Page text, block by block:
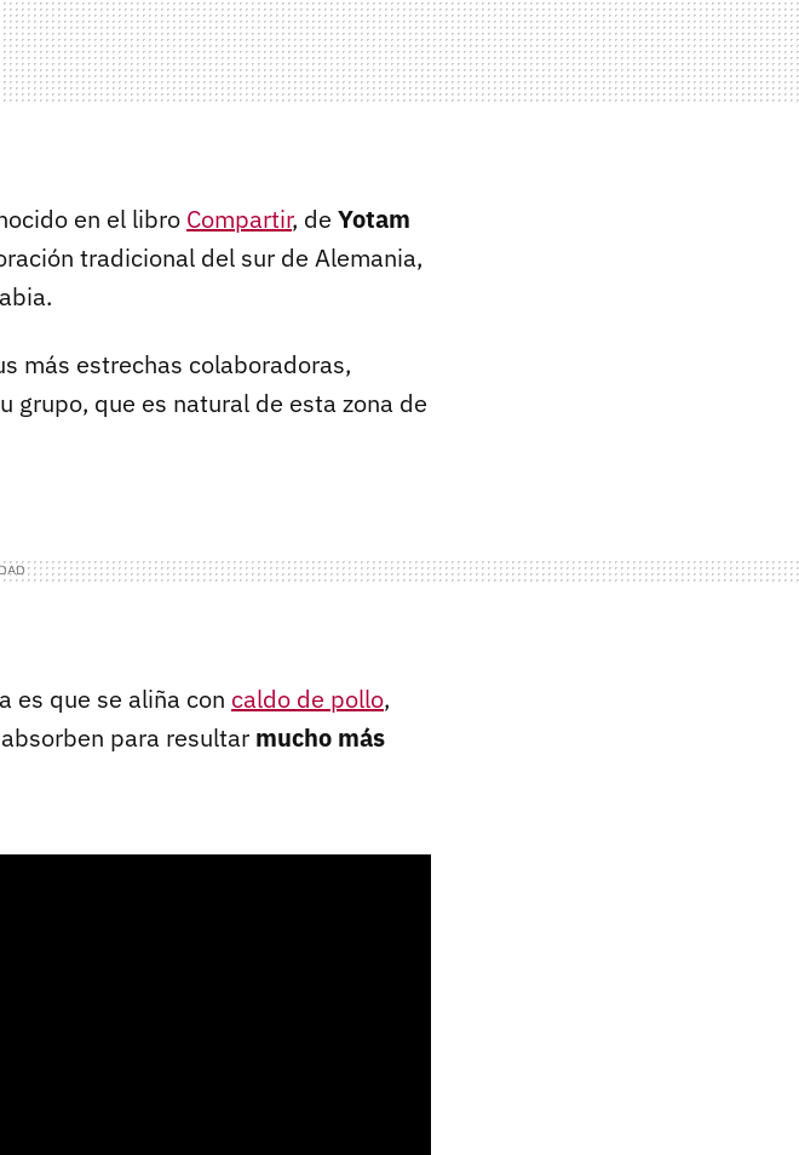
en el libro Compartir, de Yotam
tradicional del sur de Alemania,
más estrechas colaboradoras,
grupo, que es natural de esta zona de
es que se aliña con caldo de pollo,
para resultar mucho más